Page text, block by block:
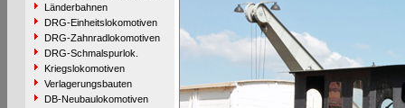
Länderbahnen
DRG-Einheitslokomotiven
DRG-Zahnradlokomotiven
DRG-Schmalspurlok.
Kriegslokomotiven
Verlagerungsbauten
DB-Neubaulokomotiven